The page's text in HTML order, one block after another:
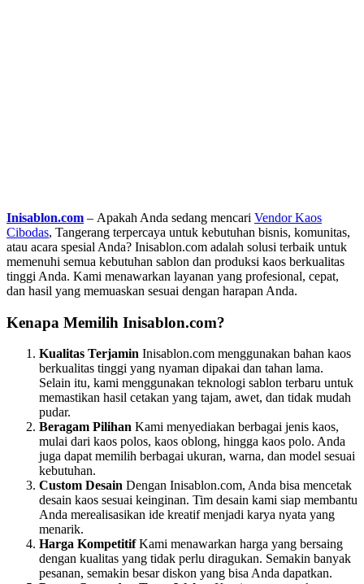
Inisablon.com – Apakah Anda sedang mencari Vendor Kaos
Cibodas, Tangerang terpercaya untuk kebutuhan bisnis, komunitas,
atau acara spesial Anda? Inisablon.com adalah solusi terbaik untuk
memenuhi semua kebutuhan sablon dan produksi kaos berkualitas
tinggi Anda. Kami menawarkan layanan yang profesional, cepat,
dan hasil yang memuaskan sesuai dengan harapan Anda.
Kenapa Memilih Inisablon.com?
Kualitas Terjamin Inisablon.com menggunakan bahan kaos
berkualitas tinggi yang nyaman dipakai dan tahan lama.
Selain itu, kami menggunakan teknologi sablon terbaru untuk
memastikan hasil cetakan yang tajam, awet, dan tidak mudah
pudar.
Beragam Pilihan Kami menyediakan berbagai jenis kaos,
mulai dari kaos polos, kaos oblong, hingga kaos polo. Anda
juga dapat memilih berbagai ukuran, warna, dan model sesuai
kebutuhan.
Custom Desain Dengan Inisablon.com, Anda bisa mencetak
desain kaos sesuai keinginan. Tim desain kami siap membantu
Anda merealisasikan ide kreatif menjadi karya nyata yang
menarik.
Harga KompetitifKami menawarkan harga yang bersaing
dengan kualitas yang tidak perlu diragukan. Semakin banyak
pesanan, semakin besar diskon yang bisa Anda dapatkan.